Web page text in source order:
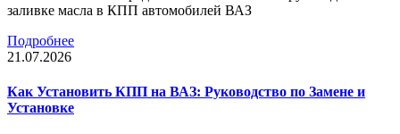
заливке масла в КПП автомобилей ВАЗ
Подробнее
21.07.2026
Как Установить КПП на ВАЗ: Руководство по Замене и
Установке